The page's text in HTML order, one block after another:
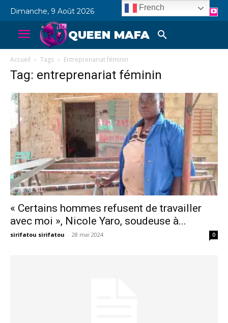
Dimanche, 9 Août 2026
QUEEN MAFA
Accueil Tags Entreprenariat féminin
Tag: entreprenariat féminin
« Certains hommes refusent de travailler
avec moi », Nicole Yaro, soudeuse à...
sirifatou sirifatou - 28 mai 2024 0
French